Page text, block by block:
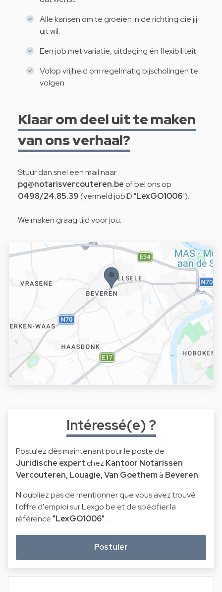
Alle kansen om te groeien in de richting die jij
uit wil.
Een job met variatie, uitdaging én flexibiliteit.
Volop vrijheid om regelmatig bijscholingen te
volgen.
Klaar om deel uit te maken
van ons verhaal?
Stuur dan snel een mail naar
pg@notarisvercouteren.be of bel ons op
0498/24.85.39(vermeld jobID "LexGO1006").
We maken graag tijd voor jou.
Intéressé(e) ?
Postulez dès maintenant pour le poste de
Juridische expert chez Kantoor Notarissen
Vercouteren, Louagie, Van Goethemà Beveren.
N'oubliez pas de mentionner que vous avez trouvé
l'offre d'emploi sur Lexgo.be et de spécifier la
référence "LexGO1006".
Postuler